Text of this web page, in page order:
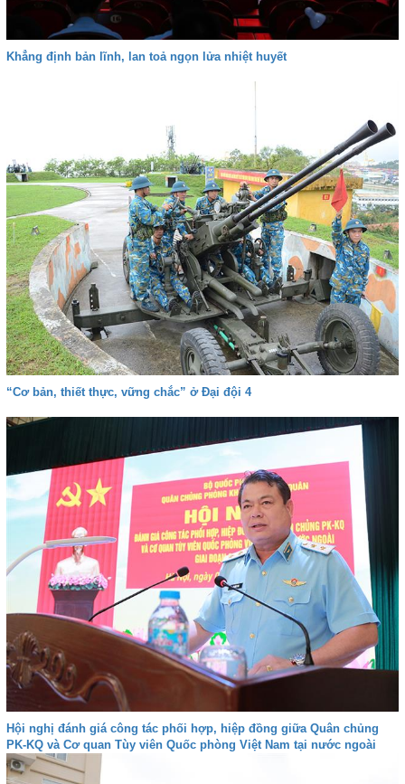
Khẳng định bản lĩnh, lan toả ngọn lửa nhiệt huyết
“Cơ bản, thiết thực, vững chắc” ở Đại đội 4
Hội nghị đánh giá công tác phối hợp, hiệp đồng giữa Quân chủng
PK-KQ và Cơ quan Tùy viên Quốc phòng Việt Nam tại nước ngoài